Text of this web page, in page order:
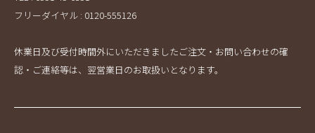
フリーダイヤル : 0120-555126
休業日及び受付時間外にいただきましたご注文・お問い合わせの確
認・ご連絡等は、翌営業日のお取扱いとなります。